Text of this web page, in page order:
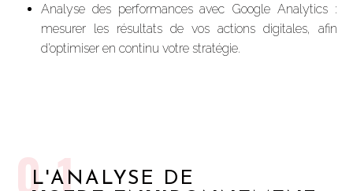
Analyse des performances avec Google Analytics :
mesurer les résultats de vos actions digitales, afin
d’optimiser en continu votre stratégie.
01
L'ANALYSE DE